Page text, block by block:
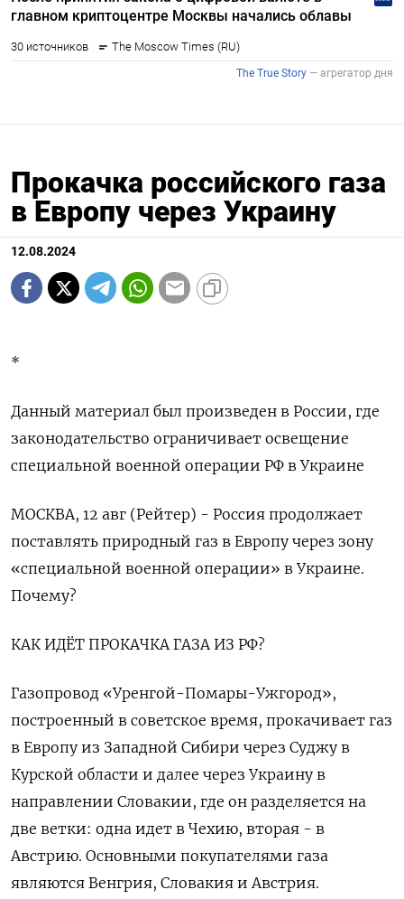
Прокачка российского газа
в Европу через Украину
12.08.2024
*
Данный материал был произведен в России, где
законодательство ограничивает освещение
специальной военной операции РФ в Украине
МОСКВА, 12 авг (Рейтер) - Россия продолжает
поставлять природный газ в Европу через зону
«специальной военной операции» в Украине.
Почему?
КАК ИДЁТ ПРОКАЧКА ГАЗА ИЗ РФ?
Газопровод «Уренгой-Помары-Ужгород»,
построенный в советское время, прокачивает газ
в Европу из Западной Сибири через Суджу в
Курской области и далее через Украину в
направлении Словакии, где он разделяется на
две ветки: одна идет в Чехию, вторая - в
Австрию. Основными покупателями газа
являются Венгрия, Словакия и Австрия.